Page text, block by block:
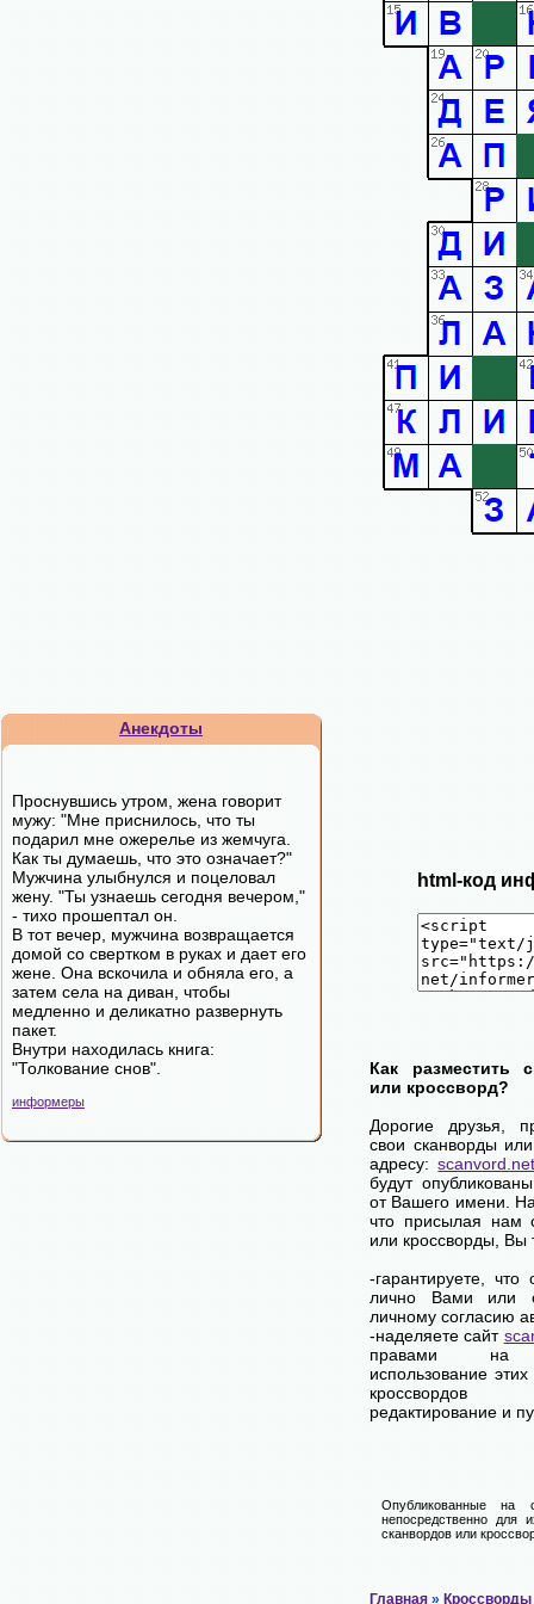
Анекдоты
Проснувшись утром, жена говорит
мужу: "Мне приснилось, что ты
подарил мне ожерелье из жемчуга.
Как ты думаешь, что это означает?"
Мужчина улыбнулся и поцеловал
жену. "Ты узнаешь сегодня вечером,"
- тихо прошептал он.
В тот вечер, мужчина возвращается
домой со свертком в руках и дает его
жене. Она вскочила и обняла его, а
затем села на диван, чтобы
медленно и деликатно развернуть
пакет.
Внутри находилась книга:
"Толкование снов".
информеры
html-код
Как разместить
или кроссворд?
Дорогие друзья,
свои сканворды
адресу:
будут
от Вашего имени.
что присылая нам
или кроссворды,
-гарантируете, что
лично Вами или
личному согласию
-наделяете сайт
правами на
использование
редактирование и
Опубликованные на
непосредственно для
сканвордов или
Главная » Кроссворды